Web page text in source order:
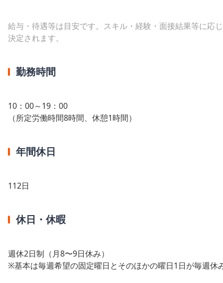
給与・待遇等は目安です。スキル・経験・面接結果等に応
決定されます。
勤務時間
10：00～19：00
（所定労働時間8時間、休憩1時間）
年間休日
112日
休日・休暇
週休2日制（月8〜9日休み）
※基本は毎週希望の固定曜日とそのほかの曜日1日が毎週休